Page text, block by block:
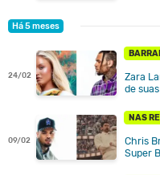
Há 5 meses
24/02
Zara
de
09/02
NAS
Chris
Super